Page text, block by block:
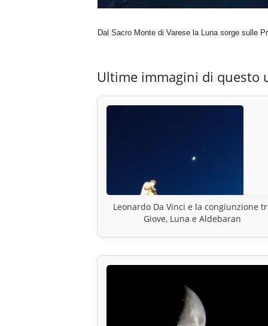
Dal Sacro Monte di Varese la Luna sorge sulle
Ultime immagini di questo
Leonardo Da Vinci e la congiunzione
Giove, Luna e Aldebaran